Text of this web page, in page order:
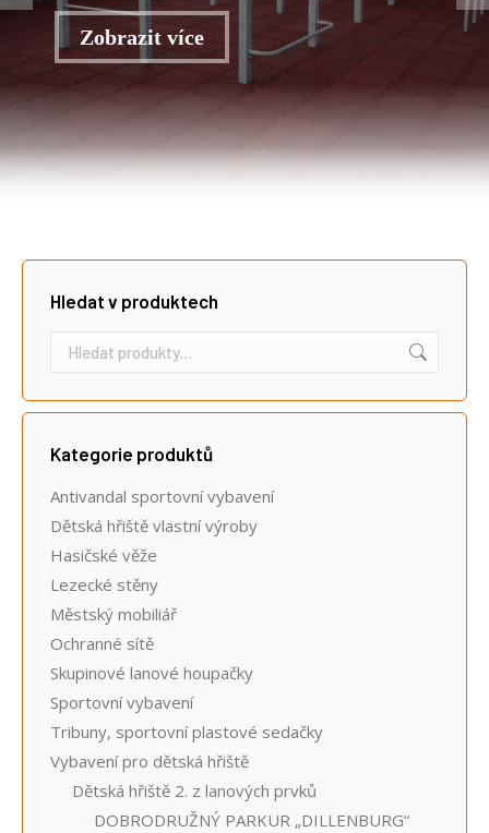
Zobrazit více
Hledat v produktech
Kategorie produktů
Antivandal sportovní vybavení
Dětská hřiště vlastní výroby
Hasičské věže
Lezecké stěny
Městský mobiliář
Ochranné sítě
Skupinové lanové houpačky
Sportovní vybavení
Tribuny, sportovní plastové sedačky
Vybavení pro dětská hřiště
Dětská hřiště 2. z lanových prvků
DOBRODRUŽNÝ PARKUR „DILLENBURG“